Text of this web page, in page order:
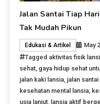
Jalan Santai Tiap
Tak Mudah Pikun
Edukasi & Artikel May
Tagged aktivitas fisik
sehat gaya hidup sehat
jalan kaki lansia jalan
kesehatan mental lansia
usia lanjut
lansia aktif